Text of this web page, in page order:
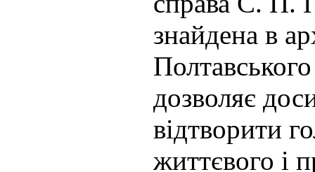
знайдена в
дозволяє
відтворити
життєвого і